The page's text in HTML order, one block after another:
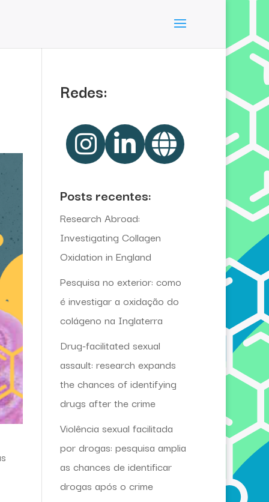
Redes:
Posts recentes:
Research Abroad:
Investigating Collagen
Oxidation in England
Pesquisa no exterior: como
é investigar a oxidação do
colágeno na Inglaterra
Drug-facilitated sexual
assault: research expands
the chances of identifying
drugs after the crime
Violência sexual facilitada
por drogas: pesquisa amplia
as chances de identificar
drogas após o crime